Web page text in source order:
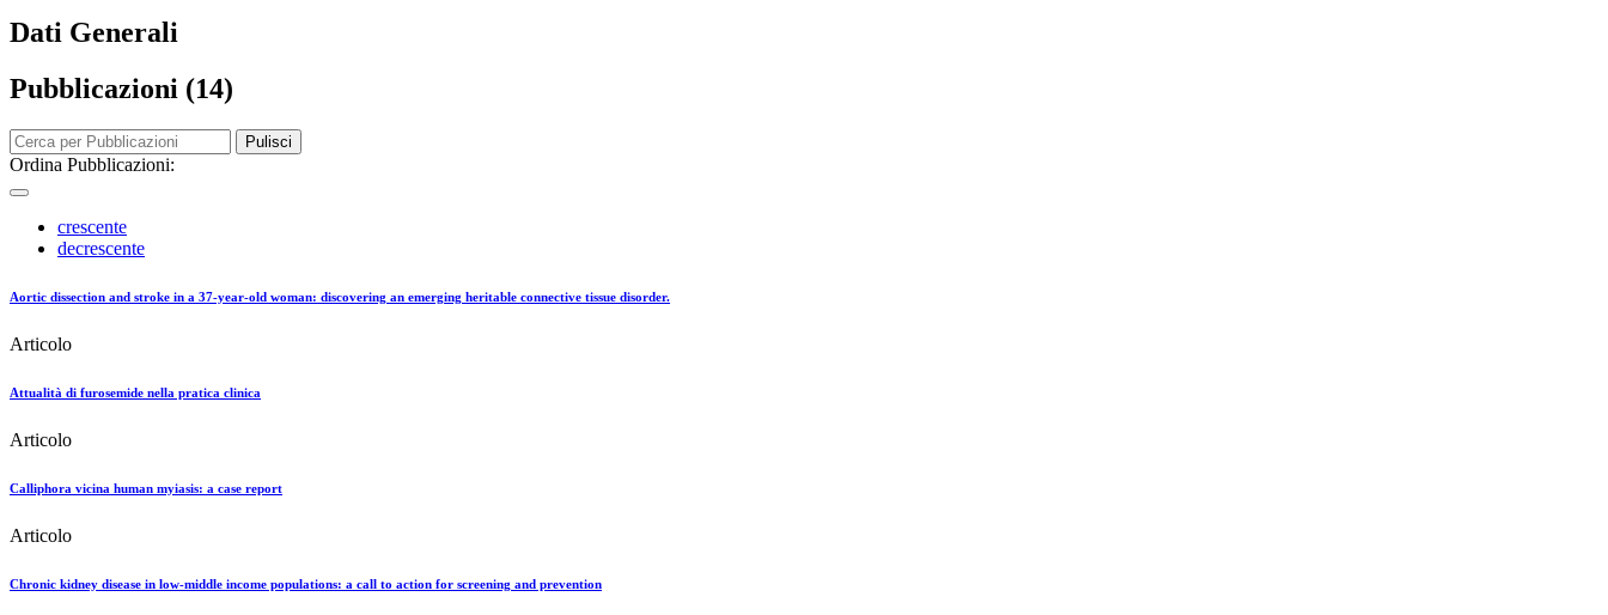
Dati Generali
Pubblicazioni (14)
Pulisci
Ordina Pubblicazioni:
crescente
decrescente
Aortic dissection and stroke in a 37-year-old woman: discovering an emerging heritable connective tissue disorder.
Articolo
Attualità di furosemide nella pratica clinica
Articolo
Calliphora vicina human myiasis: a case report
Articolo
Chronic kidney disease in low-middle income populations: a call to action for screening and prevention